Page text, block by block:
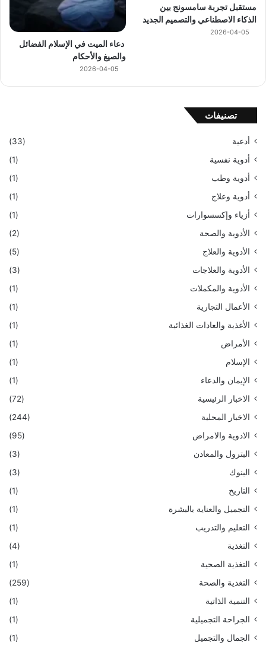
مستقبل تجربة سامسونج بين
الذكاء الاصطناعي والتصميم الجديد
2026-04-05
دعاء الميت في الإسلام الفضائل
والصيغ والأحكام
2026-04-05
تصنيفات
أدعية
(33)
أدوية نفسية
(1)
أدوية وطب
(1)
أدوية وعلاج
(1)
أزياء وإكسسوارات
(1)
الأدوية والصحة
(2)
الأدوية والعلاج
(5)
الأدوية والعلاجات
(3)
الأدوية والمكملات
(1)
الأعمال التجارية
(1)
الأغذية والعادات الغذائية
(1)
الأمراض
(1)
الإسلام
(1)
الإيمان والدعاء
(1)
الاخبار الرئيسية
(72)
الاخبار المحلية
(244)
الادوية والامراض
(95)
البترول والمعادن
(3)
البنوك
(3)
التاريخ
(1)
التجميل والعناية بالبشرة
(1)
التعليم والتدريب
(1)
التغذية
(4)
التغذية الصحية
(1)
التغذية والصحة
(259)
التنمية الذاتية
(1)
الجراحة التجميلية
(1)
الجمال والتجميل
(1)